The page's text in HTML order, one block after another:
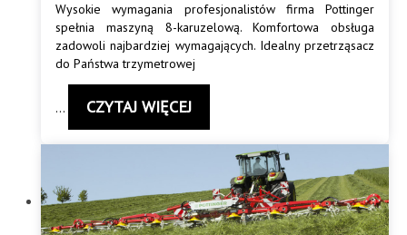
Wysokie wymagania profesjonalistów firma Pottinger
spełnia maszyną 8-karuzelową. Komfortowa obsługa
zadowoli najbardziej wymagających. Idealny przetrząsacz
do Państwa trzymetrowej
… CZYTAJ WIĘCEJ